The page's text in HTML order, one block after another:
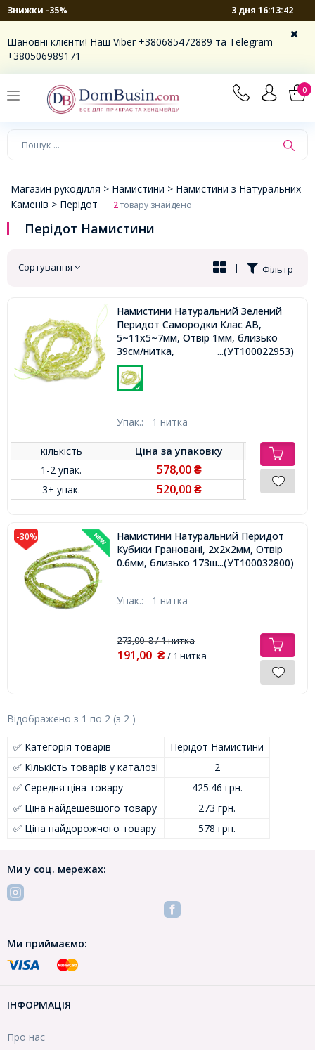
Знижки -35% 3 дня 16:13:42
Шановні клієнти! Наш Viber +380685472889 та Telegram
+380506989171
0
×
Магазин рукоділля > Намистини > Намистини з Натуральних
Каменів > Перідот 2товару знайдено
Перідот Намистини
Сортування Фільтр
|
Намистини Натуральний Зелений
Перидот Самородки Клас АВ,
5~11х5~7мм, Отвір 1мм, близько
39см/нитка,
...(УТ100022953)
Упак.: 1 нитка
кількість Ціна заупаковку
1-2 упак.
578,00 ₴
3+ упак. 520,00 ₴
-30%
Намистини Натуральний Перидот
Кубики Грановані, 2х2х2мм, Отвір
0.6мм, близько 173шт/38см/нитка,
...(УТ100032800)
Упак.: 1 нитка
273,00₴/ 1 нитка
191,00 ₴/ 1 нитка
Відображено з 1 по 2 (з 2 )
✅ Категорія товарів
Перідот Намистини
✅ Кількість товарів у каталозі
2
✅ Середня ціна товару
425.46 грн.
✅ Ціна найдешевшого товару
273 грн.
✅ Ціна найдорожчого товару
578 грн.
Ми у соц. мережах:
Ми приймаємо:
ІНФОРМАЦІЯ
Про нас